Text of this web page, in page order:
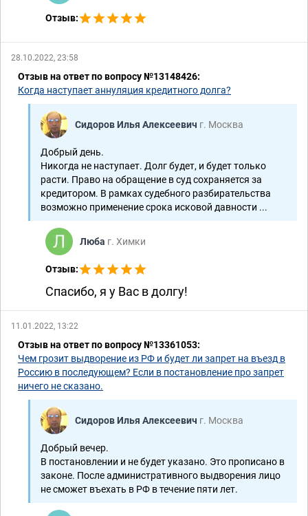
Отзыв:
28.10.2022, 23:58
Отзыв на ответ по вопросу №13148426:
Когда наступает аннуляция кредитного долга?
Сидоров Илья Алексеевич г. Москва
Добрый день.
Никогда не наступает. Долг будет, и будет только
расти. Право на обращение в суд сохраняется за
кредитором. В рамках судебного разбирательства
возможно применение срока исковой давности ...
Люба г. Химки
Отзыв:
Спасибо, я у Вас в долгу!
11.01.2022, 13:22
Отзыв на ответ по вопросу №13361053:
Чем грозит выдворение из РФ и будет ли запрет на въезд в
Россию в последующем? Если в постановление про запрет
ничего не сказано.
Сидоров Илья Алексеевич г. Москва
Добрый вечер.
В постановлении и не будет указано. Это прописано в
законе. После административного выдворения лицо
не сможет въехать в РФ в течение пяти лет.